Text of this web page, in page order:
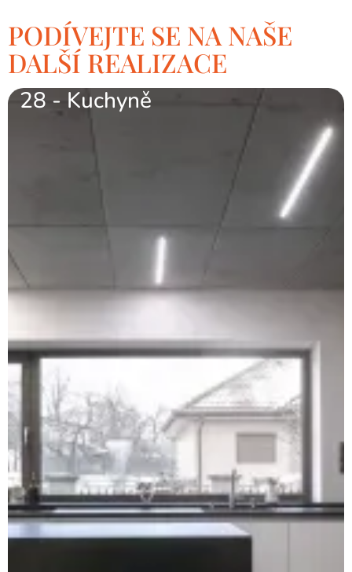
PODÍVEJTE SE NA NAŠE
DALŠÍ REALIZACE
28 - Kuchyně